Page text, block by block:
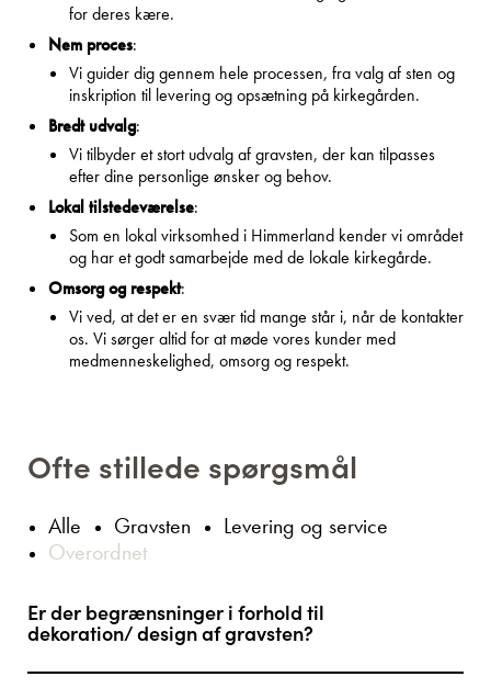
for deres kære.
Nem proces:
Vi guider dig gennem hele processen, fra valg af sten og
inskription til levering og opsætning på kirkegården.
Bredt udvalg:
Vi tilbyder et stort udvalg af gravsten, der kan tilpasses
efter dine personlige ønsker og behov.
Lokal tilstedeværelse:
Som en lokal virksomhed i Himmerland kender vi området
og har et godt samarbejde med de lokale kirkegårde.
Omsorg og respekt:
Vi ved, at det er en svær tid mange står i, når de kontakter
os. Vi sørger altid for at møde vores kunder med
medmenneskelighed, omsorg og respekt.
Ofte stillede spørgsmål
Alle Gravsten
Levering og service
Overordnet
Er der begrænsninger i forhold til
dekoration/ design af gravsten?